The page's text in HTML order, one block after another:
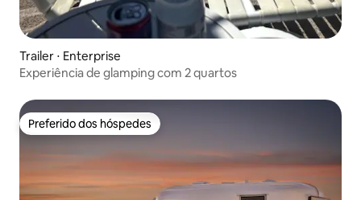
Trailer ⋅ Enterprise
Experiência de glamping com 2 quartos
Preferido dos hóspedes
Preferido dos hóspedes